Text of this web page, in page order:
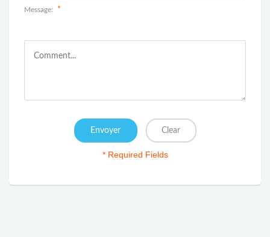
Message: *
* Required Fields